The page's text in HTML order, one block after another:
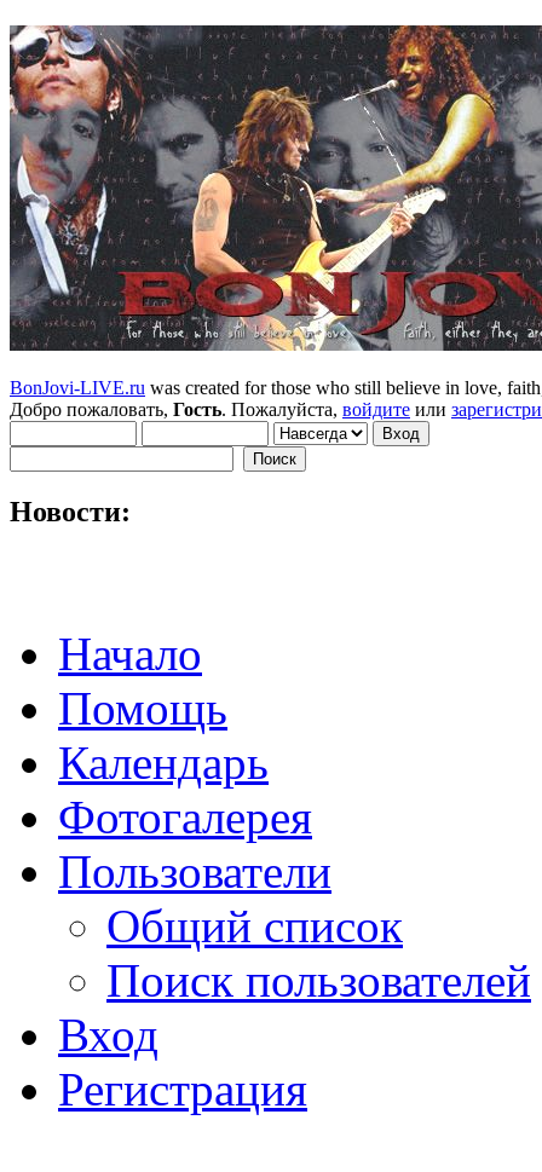
BonJovi-LIVE.ru was created for those who still believe in love,
Добро пожаловать, Гость. Пожалуйста, войдите или
Новости:
Начало
Помощь
Календарь
Фотогалерея
Пользователи
Общий список
Поиск пользователей
Вход
Регистрация